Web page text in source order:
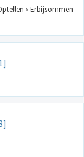
› Erbijsommen